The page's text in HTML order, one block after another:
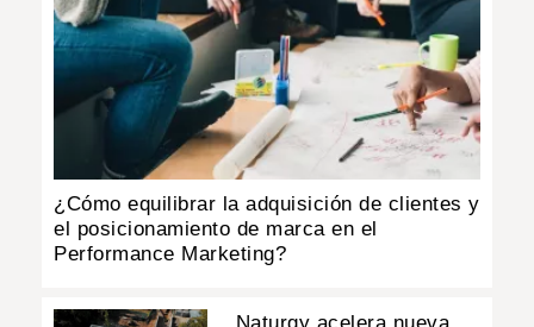
¿Cómo equilibrar la adquisición de clientes y
el posicionamiento de marca en el
Performance Marketing?